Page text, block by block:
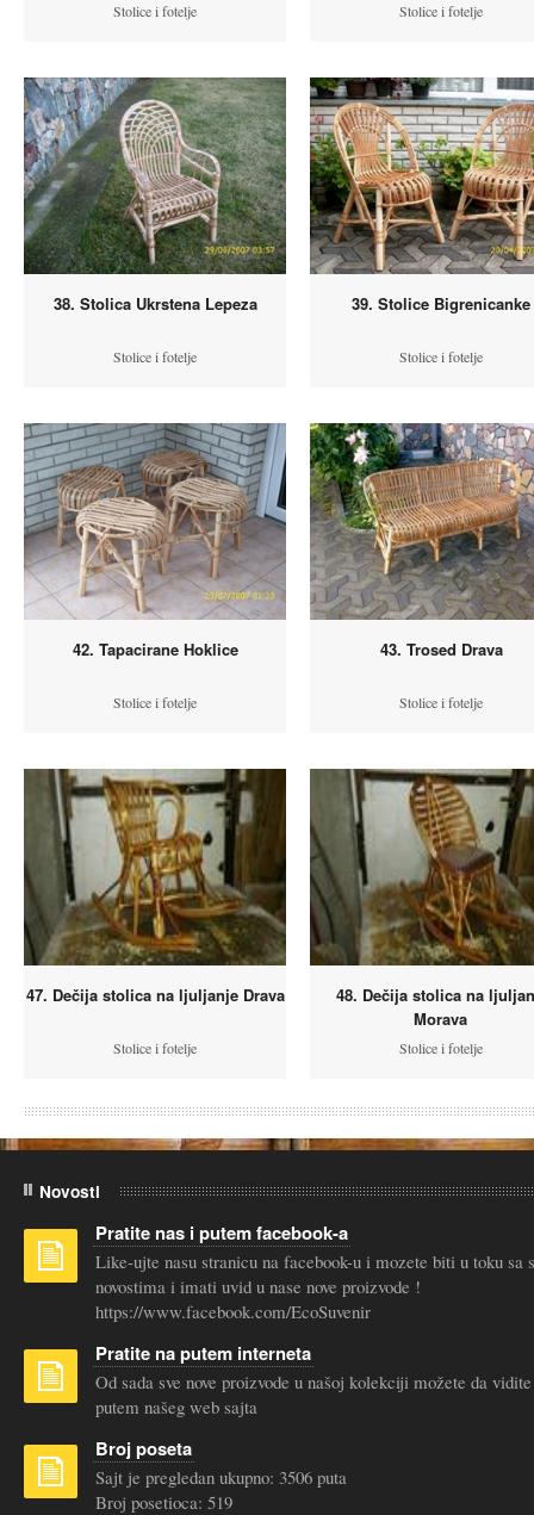
Stolice i fotelje Stolice i fotelje
38. Stolica Ukrstena Lepeza
Stolice i fotelje
39. Stolice Bigrenicanke
Stolice i fotelje
42. Tapacirane Hoklice
Stolice i fotelje
43. Trosed Drava
Stolice i fotelje
47. Dečija stolica na ljuljanje Drava
Stolice i fotelje
48. Dečija stolica na
Morava
Stolice i fotelje
Novosti
Pratite nas i putem facebook-a
Like-ujte nasu stranicu na facebook-u i mozete biti u toku sa
novostima i imati uvid u nase nove proizvode !
https://www.facebook.com/EcoSuvenir
Pratite na putem interneta
Od sada sve nove proizvode u našoj kolekciji možete da vidite
putem našeg web sajta
Broj poseta
Sajt je pregledan ukupno: 3506 puta
Broj posetioca: 519